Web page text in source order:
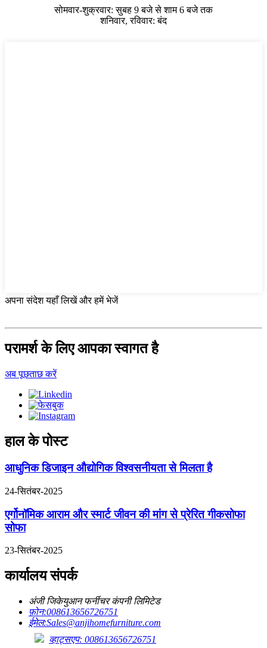
सोमवार-शुक्रवार: सुबह 9 बजे से शाम 6 बजे तक
शनिवार, रविवार: बंद
अपना संदेश यहाँ लिखें और हमें भेजें
परामर्श के लिए आपका स्वागत है
अब पूछताछ करें
हाल के पोस्ट
आधुनिक डिजाइन औद्योगिक विश्वसनीयता से मिलता है
24-सितंबर-2025
एर्गोनॉमिक आराम और स्मार्ट जीवन की मांग से प्रेरित गीकसोफा
सोफा
23-सितंबर-2025
कार्यालय संपर्क
अंजी जिकेयुआन फर्नीचर कंपनी लिमिटेड
फ़ोन:008613656726751
ईमेल:Sales@anjihomefurniture.com
व्हाट्सएप: 008613656726751